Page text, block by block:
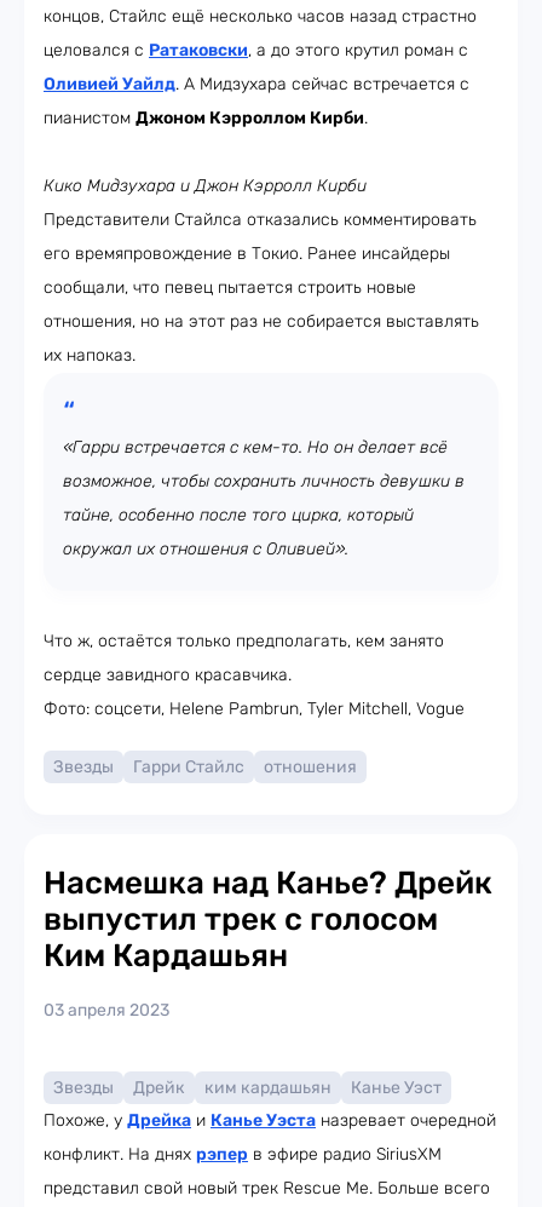
концов, Стайлс ещё несколько часов назад страстно
целовался с Ратаковски, а до этого крутил роман с
Оливией Уайлд. А Мидзухара сейчас встречается с
пианистом Джоном Кэрроллом Кирби.
Кико Мидзухара иДжон Кэрролл Кирби
Представители Стайлса отказались комментировать
его времяпровождение в Токио. Ранее инсайдеры
сообщали, что певец пытается строить новые
отношения, но на этот раз не собирается выставлять
их напоказ.
«Гарри встречается с кем-то. Но он делает всё
возможное, чтобы сохранить личность девушки в
тайне, особенно после того цирка, который
окружал их отношения с Оливией».
Что ж, остаётся только предполагать, кем занято
сердце завидного красавчика.
Фото: соцсети, Helene Pambrun, Tyler Mitchell, Vogue
Звезды Гарри Стайлс отношения
Насмешка над Канье? Дрейк
выпустил трек с голосом
Ким Кардашьян
03 апреля 2023
Звезды Дрейк ким кардашьян
Канье Уэст
Похоже, у Дрейка и Канье Уэста назревает очередной
конфликт. На днях рэпер в эфире радио SiriusXM
представил свой новый трек Rescue Me. Больше всего